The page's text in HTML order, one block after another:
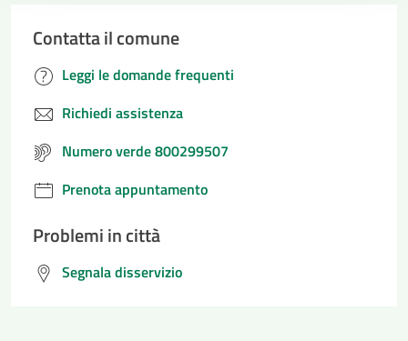
Contatta il comune
Leggi le domande frequenti
Richiedi assistenza
Numero verde 800299507
Prenota appuntamento
Problemi in città
Segnala disservizio